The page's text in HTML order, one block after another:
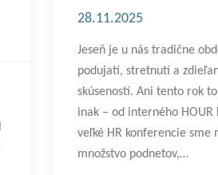
28.11.2025
Jeseň je u nás tradične
podujatí, stretnutí a
skúseností. Ani tento rok
inak – od interného HOUR
veľké HR konferencie sme
množstvo podnetov,…